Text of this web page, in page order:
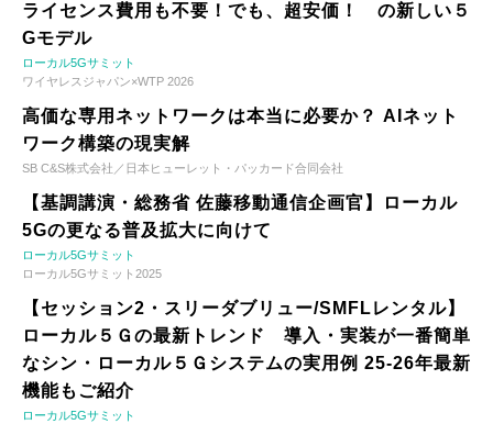
ライセンス費用も不要！でも、超安価！ の新しい５
Gモデル
ローカル5Gサミット
ワイヤレスジャパン×WTP 2026
高価な専用ネットワークは本当に必要か？ AIネット
ワーク構築の現実解
SB C&S株式会社／日本ヒューレット・パッカード合同会社
【基調講演・総務省 佐藤移動通信企画官】ローカル
5Gの更なる普及拡大に向けて
ローカル5Gサミット
ローカル5Gサミット2025
【セッション2・スリーダブリュー/SMFLレンタル】
ローカル５Ｇの最新トレンド 導入・実装が一番簡単
なシン・ローカル５Ｇシステムの実用例 25-26年最新
機能もご紹介
ローカル5Gサミット